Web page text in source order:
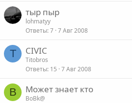
тыр пыр
lohmatyy
Ответы 7 7 Авг 2008
T CIVIC
Titobros
Ответы 15 7 Авг 2008
B Может знает кто
BoBk@